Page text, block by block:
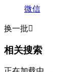
微信
换一批
相关搜索